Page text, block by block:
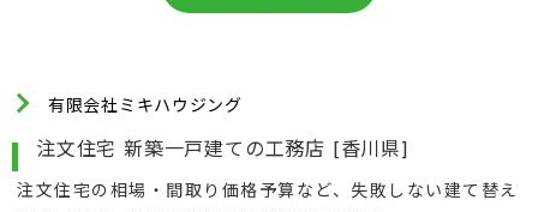
有限会社ミキハウジング
注文住宅 新築一戸建ての工務店 [香川県]
注文住宅の相場・間取り価格予算など、失敗しない建て替え